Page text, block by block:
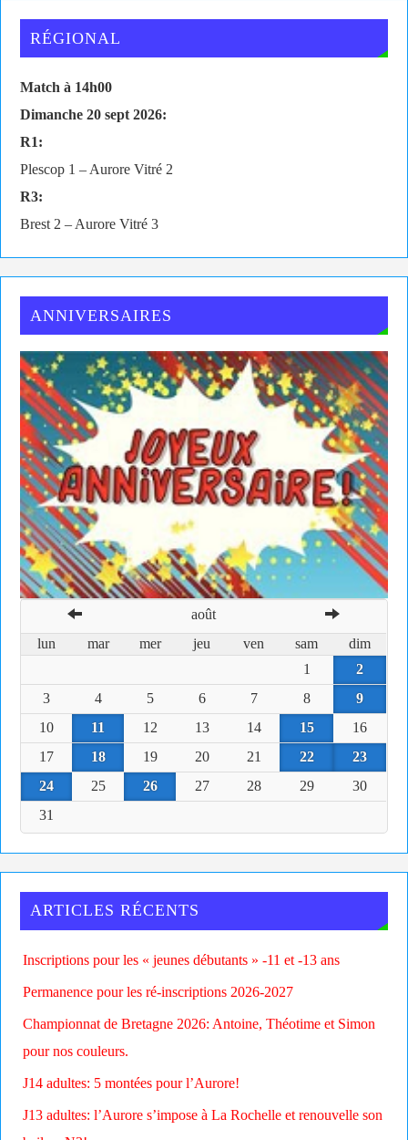
RÉGIONAL
Match à 14h00
Dimanche 20 sept 2026:
R1:
Plescop 1 – Aurore Vitré 2
R3:
Brest 2 – Aurore Vitré 3
ANNIVERSAIRES
août
lun
mar mer jeu ven sam
dim
1
2
3
4 5 6 7 8
9
10
11 12 13 14 15
16
17
18 19 20 21 22
23
24
25 26 27 28 29
30
31
ARTICLES RÉCENTS
Inscriptions pour les « jeunes débutants » -11 et -13 ans
Permanence pour les ré-inscriptions 2026-2027
Championnat de Bretagne 2026: Antoine, Théotime et Simon
pour nos couleurs.
J14 adultes: 5 montées pour l’Aurore!
J13 adultes: l’Aurore s’impose à La Rochelle et renouvelle son